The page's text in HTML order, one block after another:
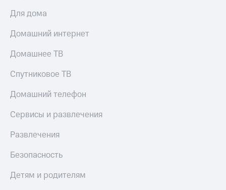
Для дома
Домашний интернет
Домашнее ТВ
Спутниковое ТВ
Домашний телефон
Сервисы и развлечения
Развлечения
Безопасность
Детям и родителям